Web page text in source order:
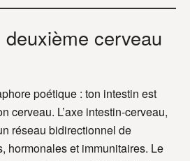
cerveau
poétique : ton intestin est
cerveau. L’axe intestin-cerveau,
réseau bidirectionnel de
hormonales et immunitaires. Le